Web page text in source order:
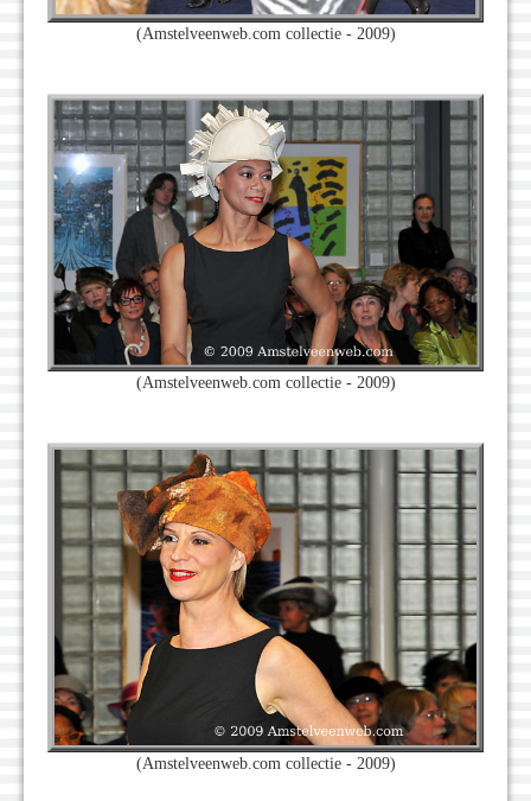
(Amstelveenweb.com collectie - 2009)
(Amstelveenweb.com collectie - 2009)
(Amstelveenweb.com collectie - 2009)